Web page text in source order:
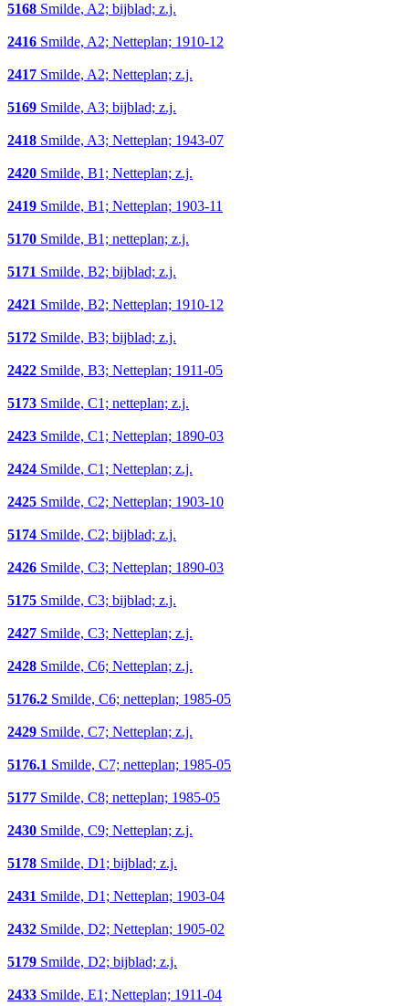
5168 Smilde, A2; bijblad; z.j.
2416 Smilde, A2; Netteplan; 1910-12
2417 Smilde, A2; Netteplan; z.j.
5169 Smilde, A3; bijblad; z.j.
2418 Smilde, A3; Netteplan; 1943-07
2420 Smilde, B1; Netteplan; z.j.
2419 Smilde, B1; Netteplan; 1903-11
5170 Smilde, B1; netteplan; z.j.
5171 Smilde, B2; bijblad; z.j.
2421 Smilde, B2; Netteplan; 1910-12
5172 Smilde, B3; bijblad; z.j.
2422 Smilde, B3; Netteplan; 1911-05
5173 Smilde, C1; netteplan; z.j.
2423 Smilde, C1; Netteplan; 1890-03
2424 Smilde, C1; Netteplan; z.j.
2425 Smilde, C2; Netteplan; 1903-10
5174 Smilde, C2; bijblad; z.j.
2426 Smilde, C3; Netteplan; 1890-03
5175 Smilde, C3; bijblad; z.j.
2427 Smilde, C3; Netteplan; z.j.
2428 Smilde, C6; Netteplan; z.j.
5176.2 Smilde, C6; netteplan; 1985-05
2429 Smilde, C7; Netteplan; z.j.
5176.1 Smilde, C7; netteplan; 1985-05
5177 Smilde, C8; netteplan; 1985-05
2430 Smilde, C9; Netteplan; z.j.
5178 Smilde, D1; bijblad; z.j.
2431 Smilde, D1; Netteplan; 1903-04
2432 Smilde, D2; Netteplan; 1905-02
5179 Smilde, D2; bijblad; z.j.
2433 Smilde, E1; Netteplan; 1911-04